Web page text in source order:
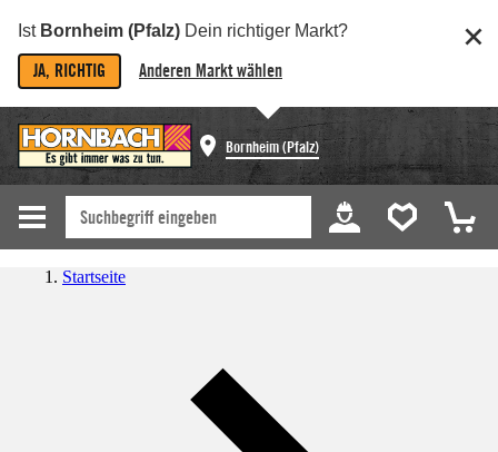
Ist Bornheim (Pfalz) Dein richtiger Markt?
JA, RICHTIG Anderen Markt wählen
Bornheim (Pfalz)
Startseite